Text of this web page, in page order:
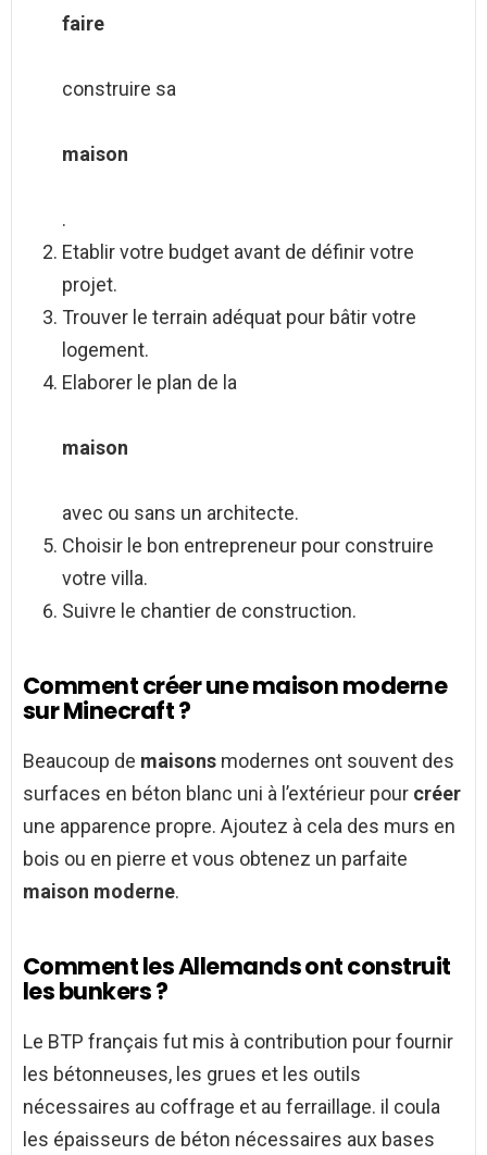
faire
construire sa
maison
.
Etablir votre budget avant de définir votre
projet.
Trouver le terrain adéquat pour bâtir votre
logement.
Elaborer le plan de la
maison
avec ou sans un architecte.
Choisir le bon entrepreneur pour construire
votre villa.
Suivre le chantier de construction.
Comment créer une maison moderne
sur Minecraft ?
Beaucoup de maisons modernes ont souvent des
surfaces en béton blanc uni à l’extérieur pour créer
une apparence propre. Ajoutez à cela des murs en
bois ou en pierre et vous obtenez un parfaite
maison moderne.
Comment les Allemands ont construit
les bunkers ?
Le BTP français fut mis à contribution pour fournir
les bétonneuses, les grues et les outils
nécessaires au coffrage et au ferraillage. il coula
les épaisseurs de béton nécessaires aux bases